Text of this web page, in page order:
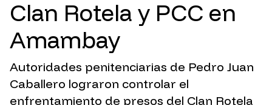
Clan Rotela y PCC en
Amambay
Autoridades penitenciarias de Pedro Juan
Caballero lograron controlar el
enfrentamiento de presos del Clan Rotela